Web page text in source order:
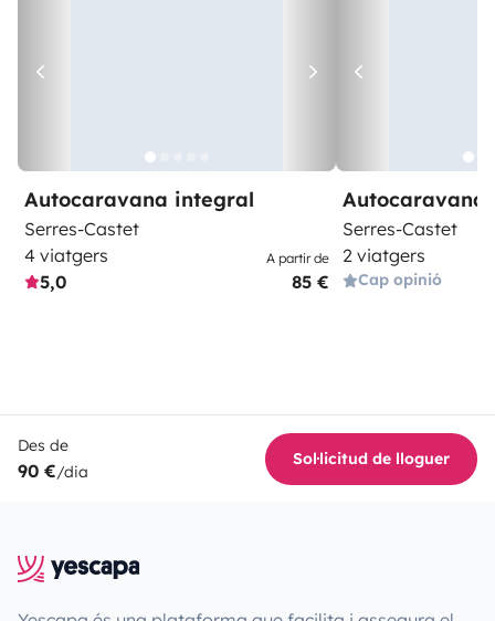
Autocaravana integral
Serres-Castet
4 viatgers
5,0
A partir de
85 €
Autocaravana
Serres-Castet
2 viatgers
Cap opinió
Des de
90 €/dia
Sol·licitud de lloguer